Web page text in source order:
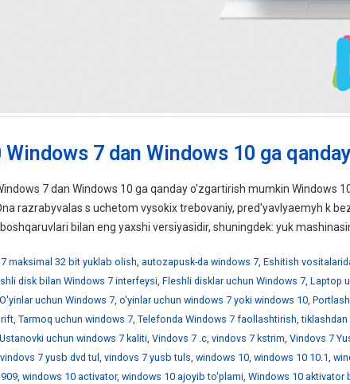
Windows 7 dan Windows 10 ga
7 dan Windows 10 ga qanday o'zgartirish mumkin Windows
razrabyvalas s uchetom vysokix trebovaniy, pred'yavlyaemyh k
bilan eng yaxshi versiyasidir, shuningdek: yuk
maksimal 32 bit yuklab olish, autozapusk-da windows 7, Eshitish
disk bilan Windows 7 interfeysi, Fleshli disklar uchun Windows 7, Laptop
O'yinlar uchun Windows 7, o'yinlar uchun windows 7 yoki windows 10,
, Tarmoq uchun windows 7, Telefonda Windows 7 faollashtirish,tiklashdan
Ustanovki uchun windows 7 kaliti, Vindovs 7 .c, vindovs 7 kstrim, Vindovs 7
vindovs 7 yusb dvd tul , vindovs 7 yusb tuls, windows 10, windows 10 10.1,
, windows 10 activator, windows 10 ajoyib to'plami, Windows 10 aktivator